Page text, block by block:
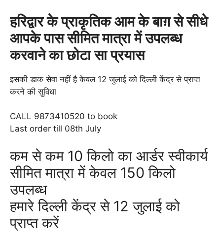
हरिद्वार के प्राकृतिक आम के बाग़ से सीधे
आपके पास सीमित मात्रा में उपलब्ध
करवाने का छोटा सा प्रयास
इसकी डाक सेवा नहीं है केवल 12 जुलाई को दिल्ली केंद्र से प्राप्त
करने की सुविधा
CALL 9873410520 to book
Last order till 08th July
कम से कम 10 किलो का आर्डर स्वीकार्य
सीमित मात्रा में केवल 150 किलो
उपलब्ध
हमारे दिल्ली केंद्र से 12 जुलाई को
प्राप्त करें